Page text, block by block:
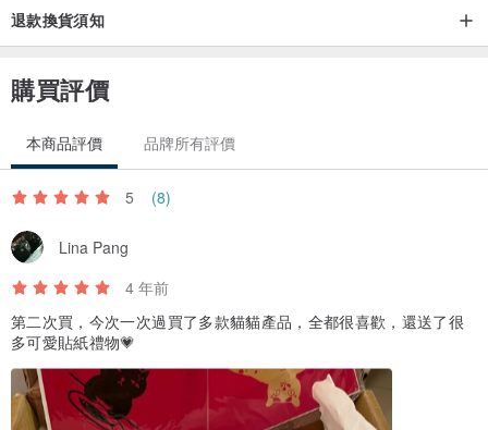
退款換貨須知
購買評價
本商品評價 品牌所有評價
5 (8)
Lina Pang
4 年前
第二次買，今次一次過買了多款貓貓產品，全都很喜歡，還送了很
多可愛貼紙禮物💗